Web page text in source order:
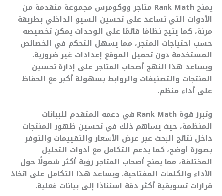
يمنح Rank Math متاجر ووكومرس مجموعة متقدمة من
الأدوات التي تساعد على تحسين السيو الداخلي بطريقة
مرنة، كما يتيح نظامًا قائمًا على الوحدات يمكن تخصيصه
حسب احتياجات المتجر، مما يسهل التحكم في الخصائص
المستخدمة دون تحميل الموقع إعدادات غير ضرورية.
ويساعد هذا النهج أصحاب المتاجر على إدارة تحسين
المنتجات والتصنيفات والروابط بسهولة أكبر مع الحفاظ
على أداء منظم.
وتبرز قوة Rank Math في دعمه المتقدم للبيانات
المنظمة، حيث يساهم ذلك في تحسين ظهور المنتجات
داخل نتائج البحث عبر عرض الأسعار والتقييمات والتوفر
بصورة أوضح، كما يدعم التكامل مع أدوات التحليل
المختلفة، مما يمنح أصحاب المتاجر رؤية أكثر شمولًا حول
الأداء والكلمات المفتاحية. ويساعد هذا التكامل على اتخاذ
قرارات تسويقية أكثر دقة استنادًا إلى بيانات فعلية.